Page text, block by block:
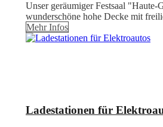
Unser geräumiger Festsaal "Haute-
wunderschöne hohe Decke mit
Mehr Infos
Ladestationen für